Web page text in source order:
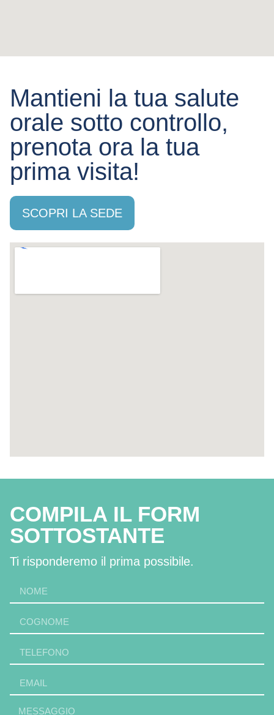
Mantieni la tua salute
orale sotto controllo,
prenota ora la tua
prima visita!
SCOPRI LA SEDE
COMPILA IL FORM
SOTTOSTANTE
Ti risponderemo il prima possibile.